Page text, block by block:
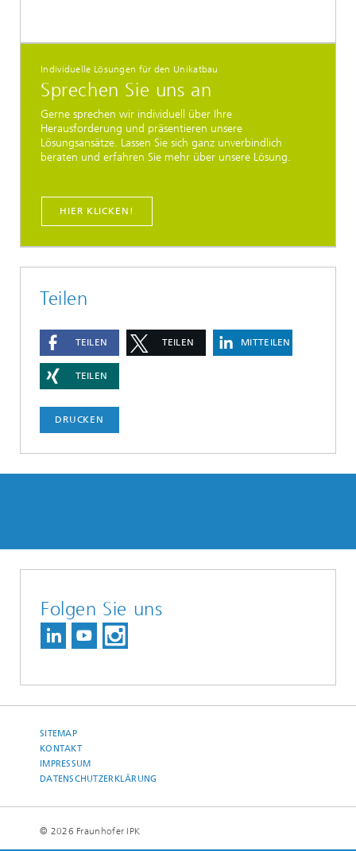
Individuelle Lösungen für den Unikatbau
Sprechen Sie uns an
Gerne sprechen wir individuell über Ihre
Herausforderung und präsentieren unsere
Lösungsansätze. Lassen Sie sich ganz unverbindlich
beraten und erfahren Sie mehr über unsere Lösung.
HIER KLICKEN!
Teilen
TEILEN TEILEN MITTEILEN
TEILEN
DRUCKEN
Folgen Sie uns
SITEMAP
KONTAKT
IMPRESSUM
DATENSCHUTZERKLÄRUNG
© 2026 Fraunhofer IPK